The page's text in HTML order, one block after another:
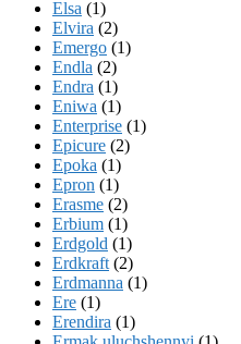
Elsa (1)
Elvira (2)
Emergo (1)
Endla (2)
Endra (1)
Eniwa (1)
Enterprise (1)
Epicure (2)
Epoka (1)
Epron (1)
Erasme (2)
Erbium (1)
Erdgold (1)
Erdkraft (2)
Erdmanna (1)
Ere (1)
Erendira (1)